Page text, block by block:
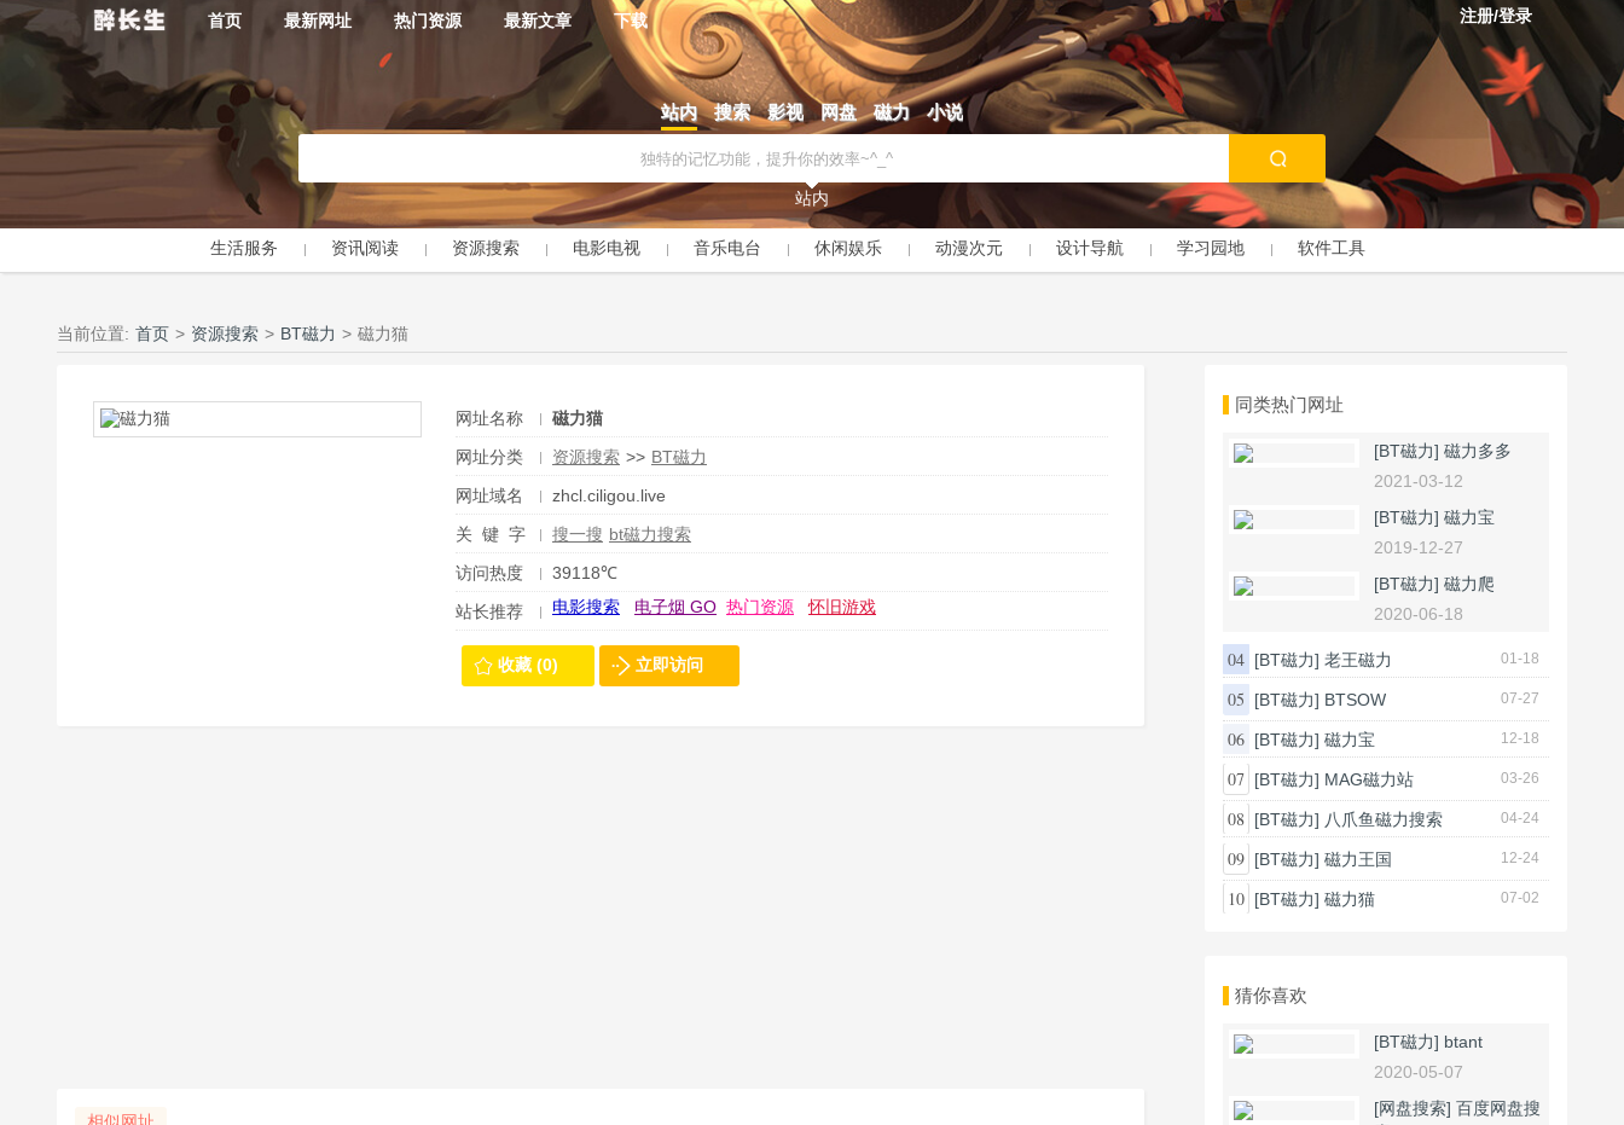
首页 最新网址 热门资源 最新文章 下载 注册/登录
站内 搜索 影视 网盘 磁力 小说
站内
生活服务 资讯阅读 资源搜索 电影电视 音乐电台 休闲娱乐 动漫次元 设计导航 学习园地 软件工具
当前位置: 首页 > 资源搜索 > BT磁力 > 磁力猫
网址名称
磁力猫
网址分类
资源搜索 >> BT磁力
网址域名
zhcl.ciligou.live
关 键 字
搜一搜 bt磁力搜索
访问热度
39118℃
站长推荐
电影搜索 电子烟 GO 热门资源 怀旧游戏
收藏 (0) 立即访问
同类热门网址
[BT磁力] 磁力多多
2021-03-12
[BT磁力] 磁力宝
2019-12-27
[BT磁力] 磁力爬
2020-06-18
04 [BT磁力] 老王磁力 01-18
05 [BT磁力] BTSOW 07-27
06 [BT磁力] 磁力宝 12-18
07 [BT磁力] MAG磁力站 03-26
08 [BT磁力] 八爪鱼磁力搜索 04-24
09 [BT磁力] 磁力王国 12-24
10 [BT磁力] 磁力猫 07-02
猜你喜欢
[BT磁力] btant
2020-05-07
[网盘搜索] 百度网盘搜